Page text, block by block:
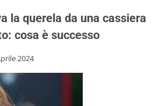
la querela da una cassiera
cosa è successo
2024